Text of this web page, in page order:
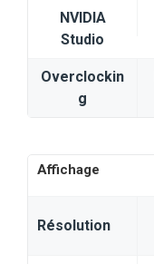
NVIDIA
Studio
Overclockin
g
Affichage
Résolution